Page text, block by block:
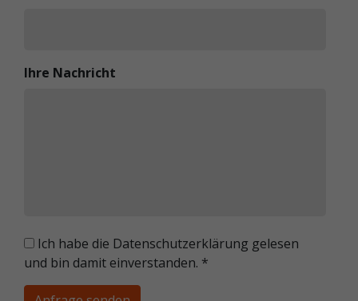
Ihre Nachricht
Ich habe die Datenschutzerklärung gelesen
und bin damit einverstanden. *